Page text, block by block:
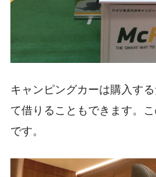
キャンピングカーは購入す
て借りることもできます。
です。